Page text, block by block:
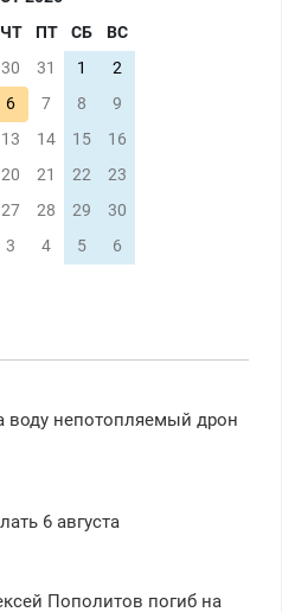
ЧТ ПТ СБ
ВС
30 31 1
2
6 7 8
9
13 14 15
16
20 21 22
23
27 28 29
30
3 4 5 6
воду непотопляемый дрон
6 августа
Пополитов погиб на